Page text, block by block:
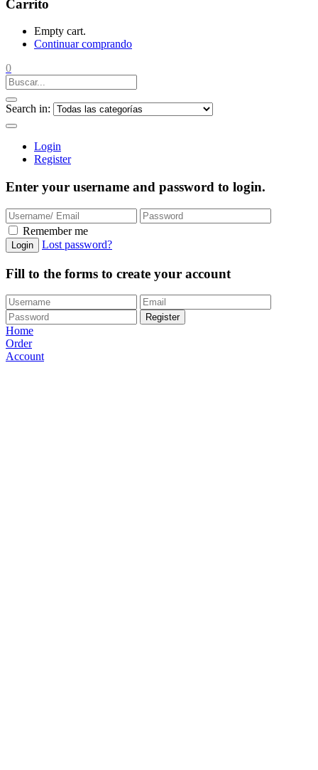
Carrito
Empty cart.
Continuar comprando
0
Search in:
Login
Register
Enter your username and password to login.
Remember me
Login Lost password?
Fill to the forms to create your account
Register
Home
Order
Account